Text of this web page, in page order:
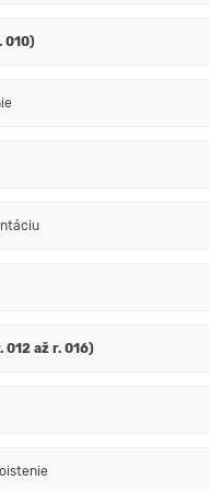
010)
012 až r. 016)